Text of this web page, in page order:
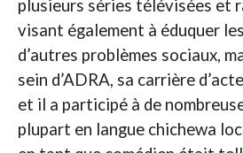
plusieurs séries télévisées et
visant également à éduquer
d’autres problèmes sociaux,
sein d’ADRA, sa carrière
et il a participé à de
plupart en langue chichewa